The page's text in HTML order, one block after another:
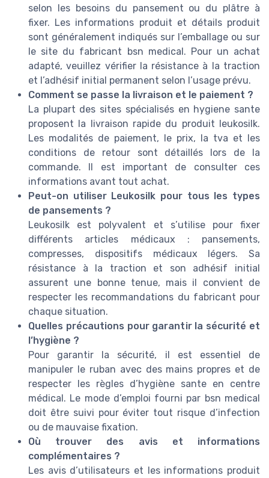
selon les besoins du pansement ou du plâtre à
fixer. Les informations produit et détails produit
sont généralement indiqués sur l’emballage ou sur
le site du fabricant bsn medical. Pour un achat
adapté, veuillez vérifier la résistance à la traction
et l’adhésif initial permanent selon l’usage prévu.
Comment se passe la livraison et le paiement ?
La plupart des sites spécialisés en hygiene sante
proposent la livraison rapide du produit leukosilk.
Les modalités de paiement, le prix, la tva et les
conditions de retour sont détaillés lors de la
commande. Il est important de consulter ces
informations avant tout achat.
Peut-on utiliser Leukosilk pour tous les types
de pansements ?
Leukosilk est polyvalent et s’utilise pour fixer
différents articles médicaux : pansements,
compresses, dispositifs médicaux légers. Sa
résistance à la traction et son adhésif initial
assurent une bonne tenue, mais il convient de
respecter les recommandations du fabricant pour
chaque situation.
Quelles précautions pour garantir la sécurité et
l’hygiène ?
Pour garantir la sécurité, il est essentiel de
manipuler le ruban avec des mains propres et de
respecter les règles d’hygiène sante en centre
médical. Le mode d’emploi fourni par bsn medical
doit être suivi pour éviter tout risque d’infection
ou de mauvaise fixation.
Où trouver des avis et informations
complémentaires ?
Les avis d’utilisateurs et les informations produit